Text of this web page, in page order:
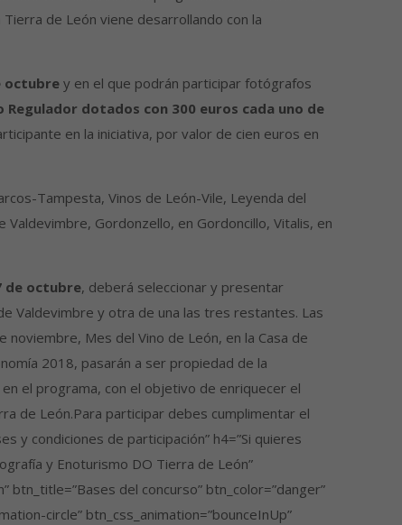
de León viene desarrollando con la
octubrey en el que podrán participar fotógrafos
Regulador dotados con 300 euros cada uno de
en la iniciativa, por valor de cien euros en
Tampesta, Vinos de León-Vile, Leyenda del
Gordonzello, en Gordoncillo, Vitalis, en
de octubre, deberá seleccionar y presentar
Valdevimbre y otra de una las tres restantes. Las
Mes del Vino de León, en la Casa de
2018, pasarán a ser propiedad de la
el programa, con el objetivo de enriquecer el
de León.Para participar debes cumplimentar el
y condiciones de participación” h4=”Si quieres
y Enoturismo DO Tierra de León”
btn_title=”Bases del concurso” btn_color=”danger”
circle” btn_css_animation=”bounceInUp”